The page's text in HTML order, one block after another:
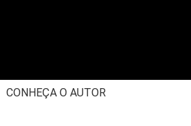
CONHEÇA O AUTOR